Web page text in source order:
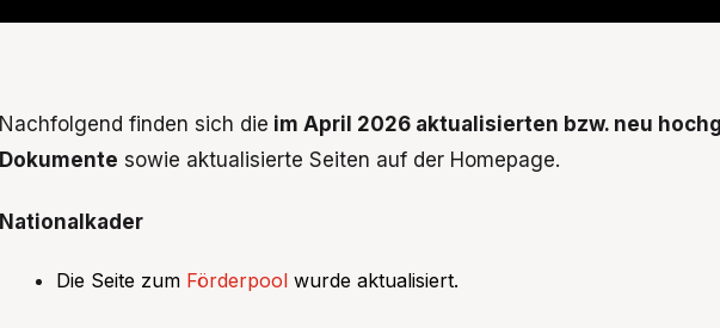
Nachfolgend finden sich die im April 2026 aktualisierten bzw. neu
Dokumente sowie aktualisierte Seiten auf der Homepage.
Nationalkader
Die Seite zum Förderpool wurde aktualisiert.